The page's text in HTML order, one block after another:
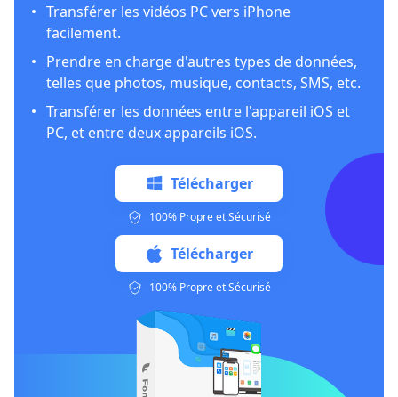
Transférer les vidéos PC vers iPhone
facilement.
Prendre en charge d'autres types de données,
telles que photos, musique, contacts, SMS, etc.
Transférer les données entre l'appareil iOS et
PC, et entre deux appareils iOS.
Télécharger
100% Propre et Sécurisé
Télécharger
100% Propre et Sécurisé